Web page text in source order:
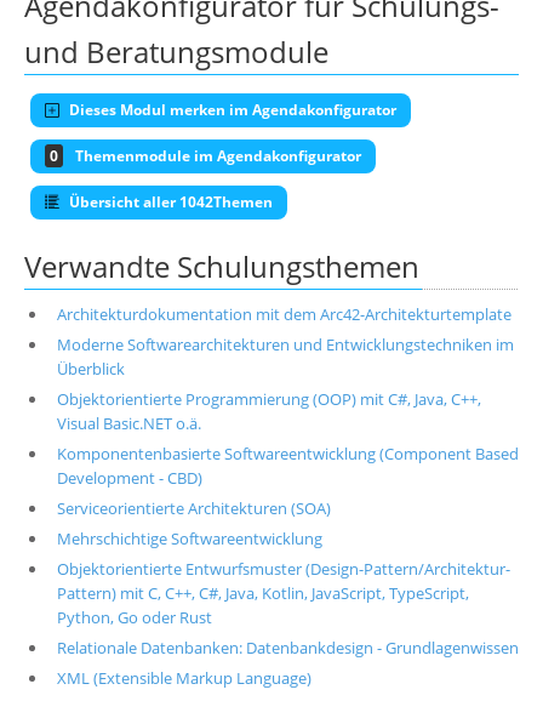
und Beratungsmodule
Dieses Modul merken im Agendakonfigurator
0 Themenmodule im Agendakonfigurator
Übersicht aller 1042Themen
Verwandte Schulungsthemen
Architekturdokumentation mit dem Arc42-Architekturtemplate
Moderne Softwarearchitekturen und Entwicklungstechniken im
Überblick
Objektorientierte Programmierung (OOP) mit C#, Java, C++,
Visual Basic.NET o.ä.
Komponentenbasierte Softwareentwicklung (Component Based
Development - CBD)
Serviceorientierte Architekturen (SOA)
Mehrschichtige Softwareentwicklung
Objektorientierte Entwurfsmuster (Design-Pattern/Architektur-
Pattern) mit C, C++, C#, Java, Kotlin, JavaScript, TypeScript,
Python, Go oder Rust
Relationale Datenbanken: Datenbankdesign - Grundlagenwissen
XML (Extensible Markup Language)